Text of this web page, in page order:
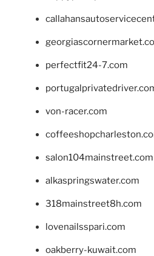
perfectfit24-7.com
von-racer.com
salon104mainstreet.com
alkaspringswater.com
318mainstreet8h.com
lovenailsspari.com
oakberry-kuwait.com